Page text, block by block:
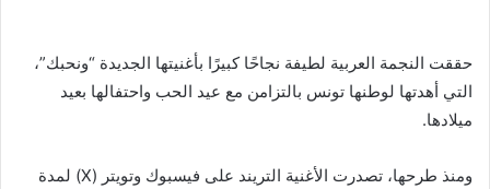
حققت النجمة العربية لطيفة نجاحًا كبيرًا بأغنيتها الجديدة “ونحبك”،
التي أهدتها لوطنها تونس بالتزامن مع عيد الحب واحتفالها بعيد
ميلادها.
ومنذ طرحها، تصدرت الأغنية التريند على فيسبوك وتويتر (X) لمدة